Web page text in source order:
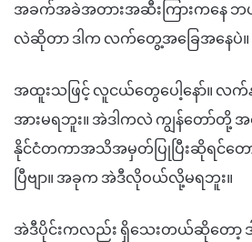
အခက်အခဲအတားအဆီးကြားကနေ
လဲဆိုတာ ဒါက လက်တွေ့အခြေအနေပဲ။
အထူးသဖြင့် လူငယ်တွေပေါ့နော်။ လ
အားမရဘူး။ အဲဒါကလဲ ကျွန်တော်တို့
နိုင်ငံတကာအသိအမှတ်ပြုပြီးဆိုရင်
ပြီဗျာ။ အခုက အဲဒီလိုဝယ်လို့မရဘူး။
အဲဒီပိုင်းကလည်း ရှိသေးတယ်ဆိုတော့